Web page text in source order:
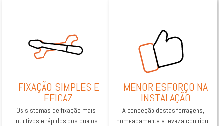
FIXAÇÃO SIMPLES E
EFICAZ
Os sistemas de fixação mais
intuitivos e rápidos dos que os
MENOR ESFORÇO NA
INSTALAÇÃO
A conceção destas ferragens,
nomeadamente a leveza contribui